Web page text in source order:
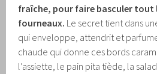
fraîche, pour faire basculer tout
fourneaux. Le secret tient dans
qui enveloppe, attendrit et
chaude qui donne ces bords
l’assiette, le pain pita tiède, la